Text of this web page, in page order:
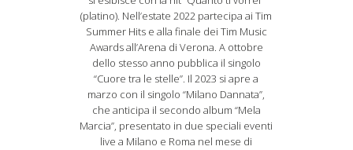
(platino). Nell’estate 2022 partecipa ai Tim
Summer Hits e alla finale dei Tim Music
Awards all’Arena di Verona. A ottobre
dello stesso anno pubblica il singolo
“Cuore tra le stelle”. Il 2023 si apre a
marzo con il singolo “Milano Dannata”,
che anticipa il secondo album “Mela
Marcia”, presentato in due speciali eventi
live a Milano e Roma nel mese di